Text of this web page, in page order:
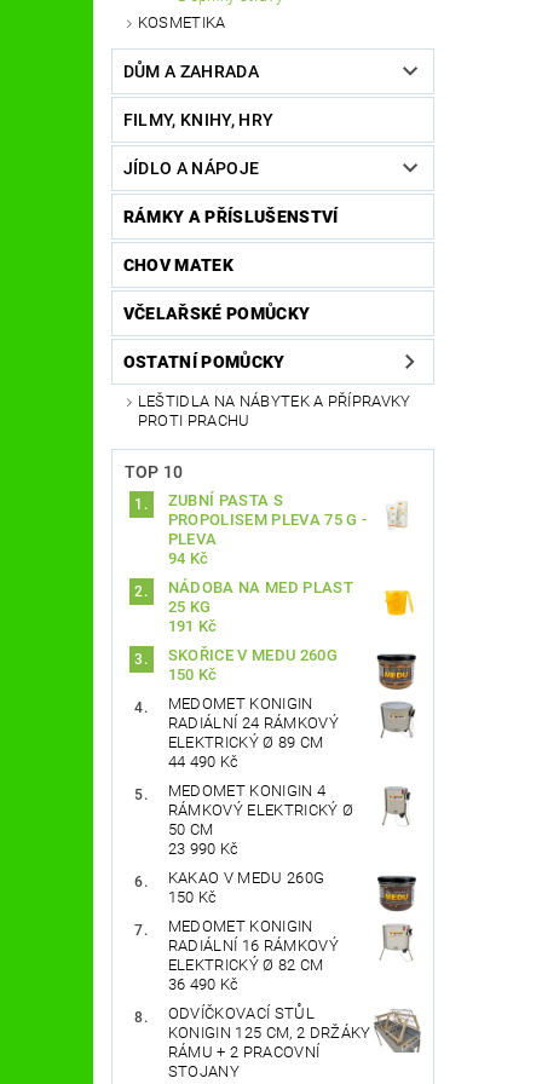
KOSMETIKA
DŮM A ZAHRADA
FILMY, KNIHY, HRY
JÍDLO A NÁPOJE
RÁMKY A PŘÍSLUŠENSTVÍ
CHOV MATEK
VČELAŘSKÉ POMŮCKY
OSTATNÍ POMŮCKY
LEŠTIDLA NA NÁBYTEK A PŘÍPRAVKY
PROTI PRACHU
TOP 10
ZUBNÍ PASTA S
PROPOLISEM PLEVA 75 G -
PLEVA
94 Kč
NÁDOBA NA MED PLAST
25 KG
191 Kč
SKOŘICE V MEDU 260G
150 Kč
MEDOMET KONIGIN
RADIÁLNÍ 24 RÁMKOVÝ
ELEKTRICKÝ Ø 89 CM
44 490 Kč
MEDOMET KONIGIN 4
RÁMKOVÝ ELEKTRICKÝ Ø
50 CM
23 990 Kč
KAKAO V MEDU 260G
150 Kč
MEDOMET KONIGIN
RADIÁLNÍ 16 RÁMKOVÝ
ELEKTRICKÝ Ø 82 CM
36 490 Kč
ODVÍČKOVACÍ STŮL
KONIGIN 125 CM, 2 DRŽÁKY
RÁMU + 2 PRACOVNÍ
STOJANY